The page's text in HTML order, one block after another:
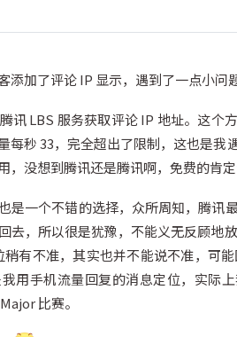
添加了评论 IP 显示，遇到了一点小
讯 LBS 服务获取评论 IP 地址。这个
每秒 33，完全超出了限制，这也是
，没想到腾讯还是腾讯啊，免费的肯定
是一个不错的选择，众所周知，腾
去，所以很是犹豫，不能义无反顾地
有不准，其实也并不能说不准，可
用手机流量回复的消息定位，实际
比赛。